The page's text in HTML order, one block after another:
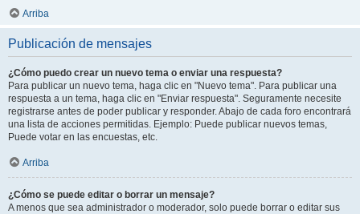
Arriba
Publicación de mensajes
¿Cómo puedo crear un nuevo tema o enviar una respuesta?
Para publicar un nuevo tema, haga clic en "Nuevo tema". Para publicar una
respuesta a un tema, haga clic en "Enviar respuesta". Seguramente necesite
registrarse antes de poder publicar y responder. Abajo de cada foro encontrará
una lista de acciones permitidas. Ejemplo: Puede publicar nuevos temas,
Puede votar en las encuestas, etc.
Arriba
¿Cómo se puede editar o borrar un mensaje?
A menos que sea administrador o moderador, solo puede borrar o editar sus